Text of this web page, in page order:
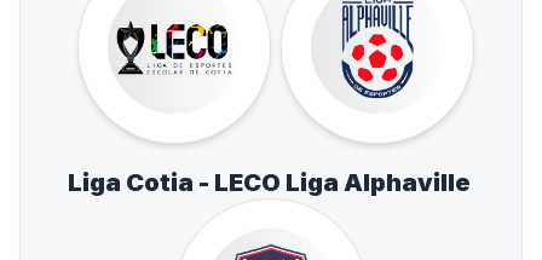
Liga Cotia - LECO Liga Alphaville